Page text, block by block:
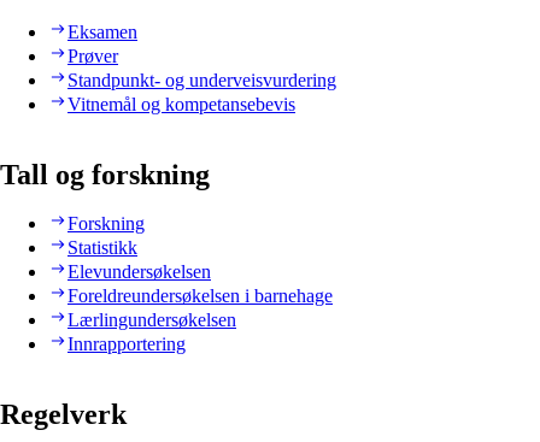
Eksamen
Prøver
Standpunkt- og underveisvurdering
Vitnemål og kompetansebevis
Tall og forskning
Forskning
Statistikk
Elevundersøkelsen
Foreldreundersøkelsen i barnehage
Lærlingundersøkelsen
Innrapportering
Regelverk